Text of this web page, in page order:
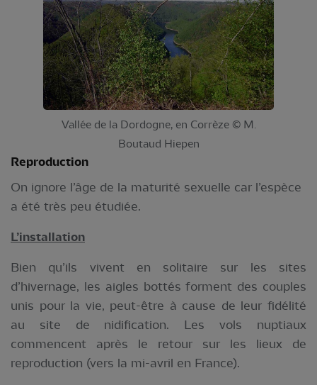
Vallée de la Dordogne, en Corrèze © M.
Boutaud Hiepen
Reproduction
On ignore l’âge de la maturité sexuelle car l’espèce
a été très peu étudiée.
L’installation
Bien qu’ils vivent en solitaire sur les sites
d’hivernage, les aigles bottés forment des couples
unis pour la vie, peut-être à cause de leur fidélité
au site de nidification. Les vols nuptiaux
commencent après le retour sur les lieux de
reproduction (vers la mi-avril en France).